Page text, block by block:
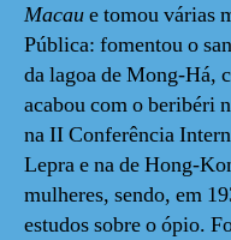
Macaue tomou várias
Pública: fomentou o
da lagoa de Mong-Há,
acabou com o beribéri
na II Conferência
Lepra e na de Hong-
mulheres, sendo, em
estudos sobre o ópio.